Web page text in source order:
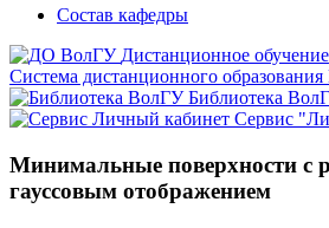
Состав кафедры
Дистанционное обучение
Система дистанционного
Библиотека
Сервис
Минимальные поверхности с
гауссовым отображением